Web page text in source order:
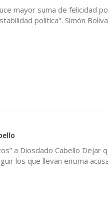
mayor suma de felicidad
política". Simón
a Diosdado Cabello Dejar
los que llevan encima